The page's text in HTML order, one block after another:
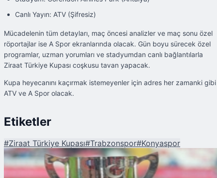
Canlı Yayın: ATV (Şifresiz)
Mücadelenin tüm detayları, maç öncesi analizler ve maç sonu özel
röportajlar ise A Spor ekranlarında olacak. Gün boyu sürecek özel
programlar, uzman yorumları ve stadyumdan canlı bağlantılarla
Ziraat Türkiye Kupası coşkusu tavan yapacak.
Kupa heyecanını kaçırmak istemeyenler için adres her zamanki gibi
ATV ve A Spor olacak.
Etiketler
#Ziraat Türkiye Kupası#Trabzonspor#Konyaspor
Şu An Okunan